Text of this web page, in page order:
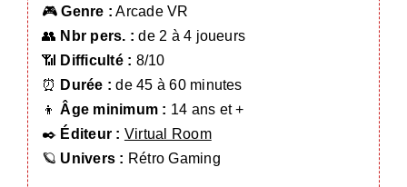
🎮Genre : Arcade VR
👥 Nbr pers. : de 2 à 4 joueurs
📶
Difficulté : 8/10
⏰ Durée : de 45 à 60 minutes
👦Âge minimum : 14 ans et +
✒️ Éditeur : Virtual Room
🪐 Univers : Rétro Gaming